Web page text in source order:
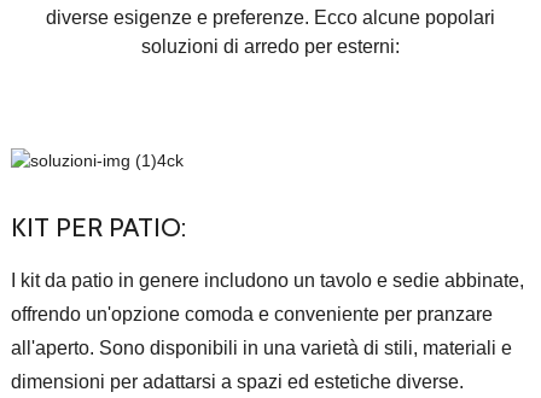
diverse esigenze e preferenze. Ecco alcune popolari
soluzioni di arredo per esterni:
KIT PER PATIO:
I kit da patio in genere includono un tavolo e sedie abbinate,
offrendo un'opzione comoda e conveniente per pranzare
all'aperto. Sono disponibili in una varietà di stili, materiali e
dimensioni per adattarsi a spazi ed estetiche diverse.